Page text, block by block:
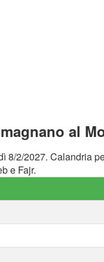
al
8/2/2027. Calandria
e Fajr.